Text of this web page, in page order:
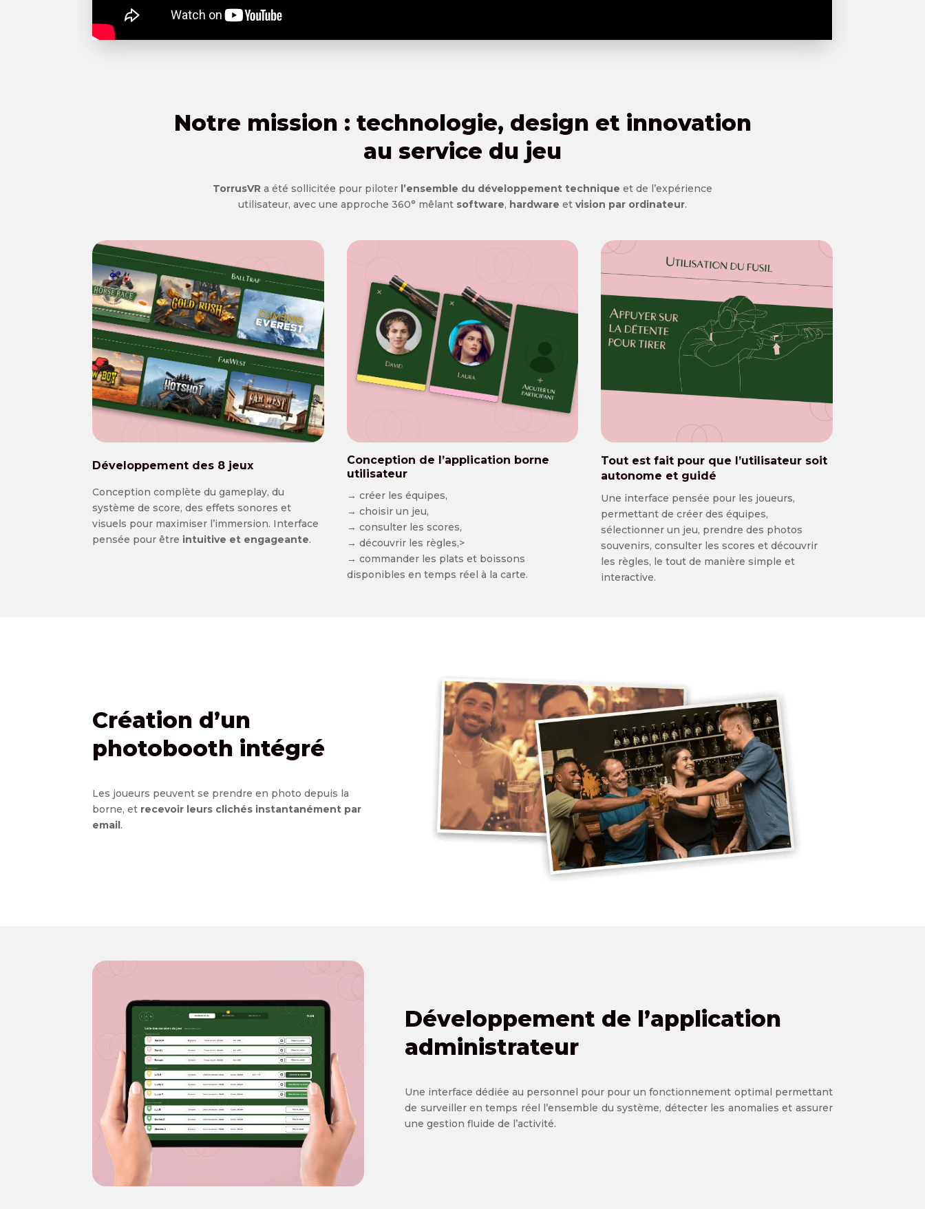
Notre mission : technologie, design et innovation
au service du jeu
TorrusVR a été sollicitée pour piloter l’ensemble du développement technique et de l’expérience
utilisateur, avec une approche 360° mêlant software, hardware et vision par ordinateur.
Développement des 8 jeux
Conception complète du gameplay, du
système de score, des effets sonores et
visuels pour maximiser l’immersion. Interface
pensée pour être intuitive et engageante.
Conception de l’application borne
utilisateur
→ créer les équipes,
→ choisir un jeu,
→ consulter les scores,
→ découvrir les règles,>
→ commander les plats et boissons
disponibles en temps réel à la carte.
Tout est fait pour que l’utilisateur soit
autonome et guidé
Une interface pensée pour les joueurs,
permettant de créer des équipes,
sélectionner un jeu, prendre des photos
souvenirs, consulter les scores et découvrir
les règles, le tout de manière simple et
interactive.
Création d’un
photobooth intégré
Les joueurs peuvent se prendre en photo depuis la
borne, et recevoir leurs clichés instantanément par
email.
Développement de l’application
administrateur
Une interface dédiée au personnel pour pour un fonctionnement optimal permettant
de surveiller en temps réel l’ensemble du système, détecter les anomalies et assurer
une gestion fluide de l’activité.